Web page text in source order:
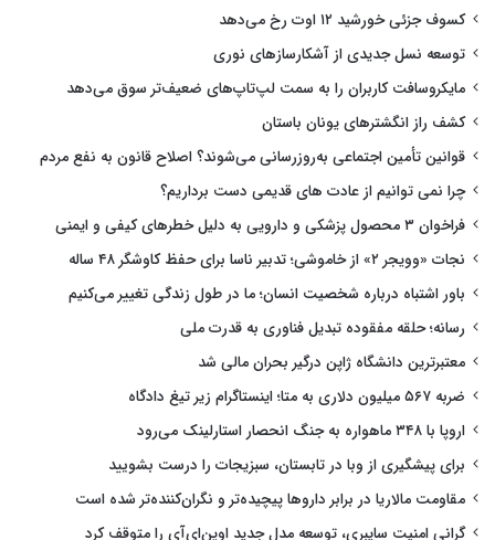
کسوف جزئی خورشید ۱۲ اوت رخ می‌دهد
توسعه نسل جدیدی از آشکارسازهای نوری
مایکروسافت کاربران را به سمت لپ‌تاپ‌های ضعیف‌تر سوق می‌دهد
کشف راز انگشترهای یونان باستان
قوانین تأمین اجتماعی به‌روزرسانی می‌شوند؟ اصلاح قانون به نفع مردم
چرا نمی توانیم از عادت های قدیمی دست برداریم؟
فراخوان ۳ محصول پزشکی و دارویی به دلیل خطرهای کیفی و ایمنی
نجات «وویجر ۲» از خاموشی؛ تدبیر ناسا برای حفظ کاوشگر ۴۸ ساله
باور اشتباه درباره شخصیت انسان؛ ما در طول زندگی تغییر می‌کنیم
رسانه؛ حلقه مفقوده تبدیل فناوری به قدرت ملی
معتبرترین دانشگاه ژاپن درگیر بحران مالی شد
ضربه ۵۶۷ میلیون دلاری به متا؛ اینستاگرام زیر تیغ دادگاه
اروپا با ۳۴۸ ماهواره به جنگ انحصار استارلینک می‌رود
برای پیشگیری از وبا در تابستان، سبزیجات را درست بشویید
مقاومت مالاریا در برابر داروها پیچیده‌تر و نگران‌کننده‌تر شده است
گرانی امنیت سایبری، توسعه مدل جدید اوپن‌ای‌آی را متوقف کرد